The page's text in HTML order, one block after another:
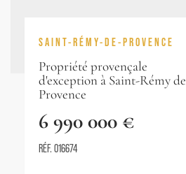
SAINT-RÉMY-DE-PROVENCE
Propriété provençale
d'exception à Saint-Rémy de
Provence
6 990 000 €
RÉF. 016674